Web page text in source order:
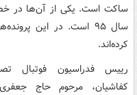
ساکت است. یکی از آن‌ها در
سال ۹۵ است. در این
کرده‌اند.
رییس فدراسیون فوتبال
کفاشیان، مرحوم حاج